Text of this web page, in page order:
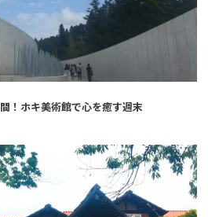
！ホキ美術館で心を癒す週末